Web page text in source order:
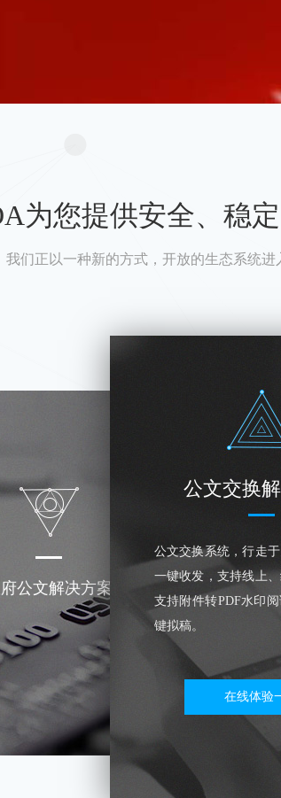
为您提供安全、稳
我们正以一种新的方式，开放的生态系统进
公文解决方案
公文交换
公文交换系统，行走
一键收发，支持线上
支持附件转PDF水印
键拟稿。
在线体验